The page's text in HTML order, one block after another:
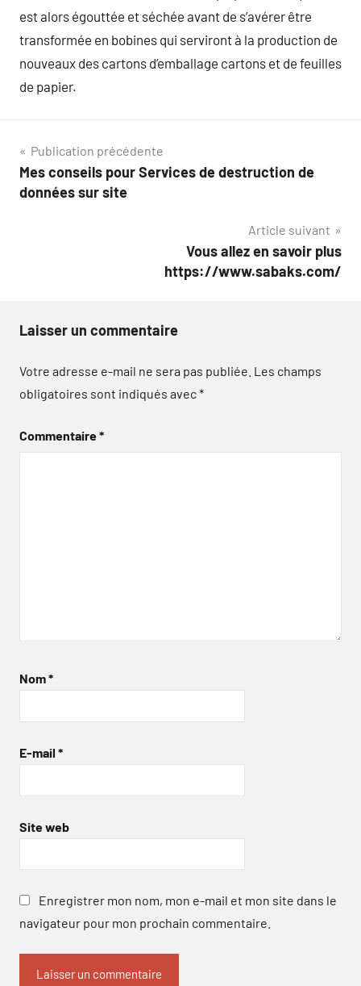
est alors égouttée et séchée avant de s’avérer être
transformée en bobines qui serviront à la production de
nouveaux des cartons d’emballage cartons et de feuilles
de papier.
Navigation
de
Publication précédente
Mes conseils pour Services de destruction de
données sur site
Article suivant
Vous allez en savoir plus
https://www.sabaks.com/
Laisser un commentaire
Votre adresse e-mail ne sera pas publiée. Les champs
obligatoires sont indiqués avec*
Commentaire*
Nom*
E-mail *
Site web
Enregistrer mon nom, mon e-mail et mon site dans le
navigateur pour mon prochain commentaire.